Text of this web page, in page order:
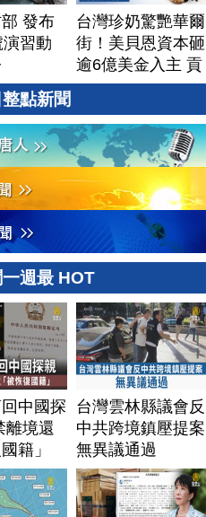
發布
演習動
台灣珍奶驚艷華爾
街！美貝恩資本砸
逾6億美金入主 貢
茶拓國際版圖加速
聞｜
20260806(四)
點新聞
週最 HOT
中國探
離境還
籍」
台灣雲林縣議會反
中共跨境鎮壓提案
無異議通過